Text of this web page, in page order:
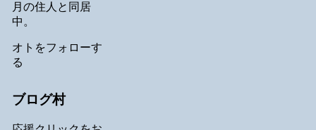
月の住人と同居
中。
オトをフォローす
る
ブログ村